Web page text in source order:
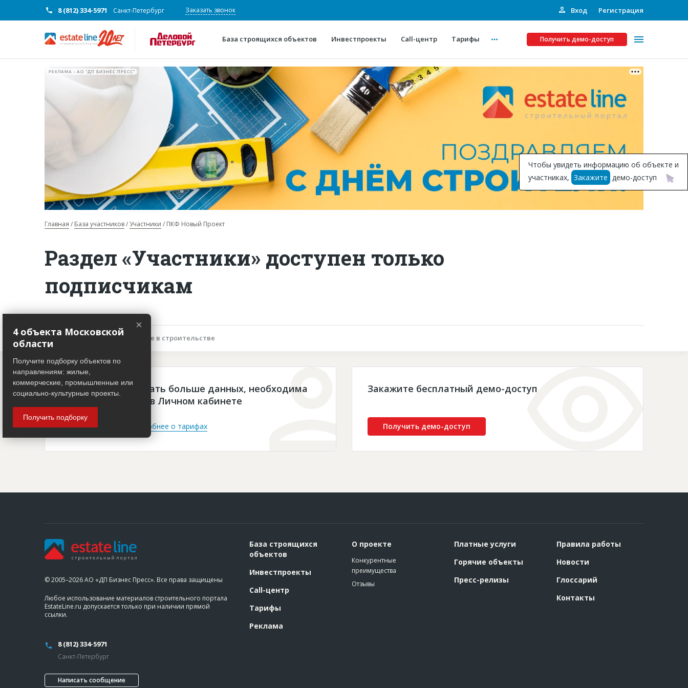
8 (812) 334-5971 Санкт-Петербург Заказать звонок Вход Регистрация
База строящихся объектов Инвестпроекты Call-центр Тарифы Получить демо-доступ
О проекте
Конкурентные преимущества
Горячие объекты
Глоссарий
Платные услуги
Рекламодателям
Инвестпроекты
Подписка на Базу
РЕКЛАМА • АО "ДП БИЗНЕС ПРЕСС"
Главная База участников Участники ПКФ Новый Проект
Раздел «Участники» доступен только
подписчикам
Описание объекта Участие в строительстве
Чтобы просматривать больше данных, необходима
платная подписка в Личном кабинете
Войти Подробнее о тарифах
Закажите бесплатный демо-доступ
Получить демо-доступ
Чтобы увидеть информацию об объекте и
участниках, Закажите демо-доступ
© 2005–2026 АО «ДП Бизнес Пресс». Все права защищены
Любое использование материалов строительного портала
EstateLine.ru допускается только при наличии прямой
ссылки.
8 (812) 334-5971
Санкт-Петербург
Написать сообщение
База строящихся
объектов
Инвестпроекты
Call-центр
Тарифы
Реклама
О проекте
Конкурентные
преимущества
Отзывы
Платные услуги
Горячие объекты
Пресс-релизы
Правила работы
Новости
Глоссарий
Контакты
×
4 объекта Московской
области
Получите подборку объектов по
направлениям: жилые,
коммерческие, промышленные или
социально-культурные проекты.
Получить подборку